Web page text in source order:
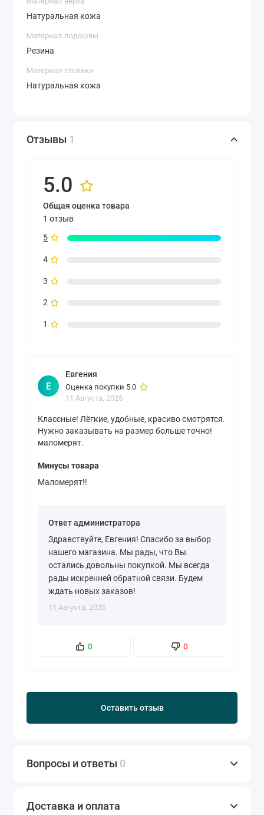
Натуральная кожа
Материал подошвы
Резина
Материал стельки
Натуральная кожа
Отзывы 1
5.0
Общая оценка товара
1 отзыв
5
4
3
2
1
Е
Евгения
Оценка покупки 5.0
11 Августа, 2025
Классные! Лёгкие, удобные, красиво смотрятся.
Нужно заказывать на размер больше точно!
маломерят.
Минусы товара
Маломерят!!
0 0
Ответ администратора
Здравствуйте, Евгения! Спасибо за выбор
нашего магазина. Мы рады, что Вы
остались довольны покупкой. Мы всегда
рады искренней обратной связи. Будем
ждать новых заказов!
11 Августа, 2025
Оставить отзыв
Вопросы и ответы 0
Доставка и оплата